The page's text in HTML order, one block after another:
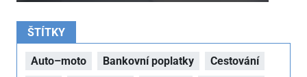
ŠTÍTKY
Auto–moto Bankovní poplatky
Cestování